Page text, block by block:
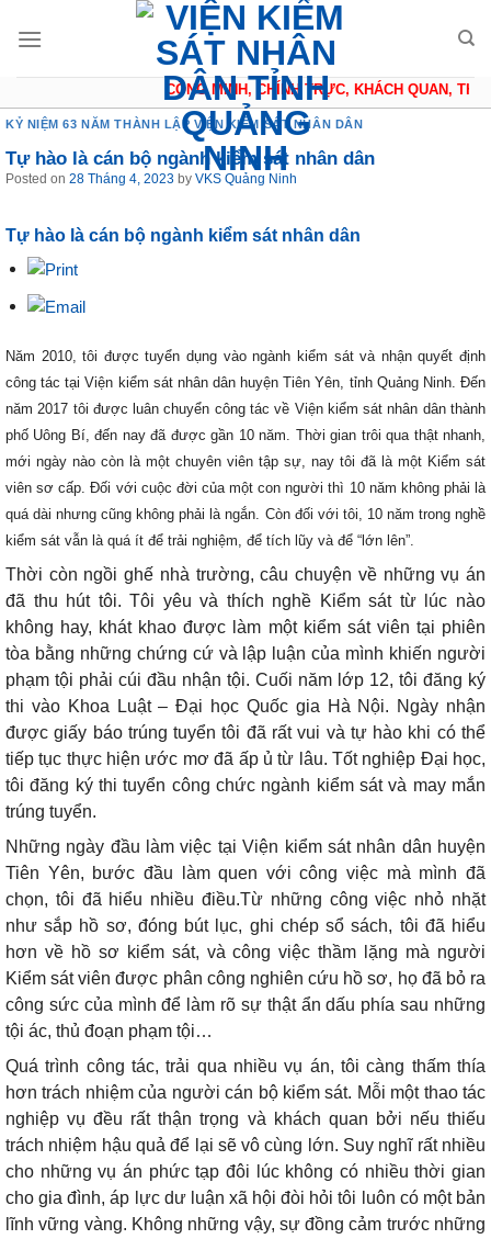
CÔNG MINH, CHÍNH TRỰC, KHÁCH QUAN, THẬN
KỶ NIỆM 63 NĂM THÀNH LẬP VIỆN KIỂM SÁT NHÂN DÂN
Tự hào là cán bộ ngành kiểm sát nhân dân
Posted on 28 Tháng 4, 2023 by VKS Quảng Ninh
Tự hào là cán bộ ngành kiểm sát nhân dân
Năm 2010, tôi được tuyển dụng vào ngành kiểm sát và nhận quyết định
công tác tại Viện kiểm sát nhân dân huyện Tiên Yên, tỉnh Quảng Ninh. Đến
năm 2017 tôi được luân chuyển công tác về Viện kiểm sát nhân dân thành
phố Uông Bí, đến nay đã được gần 10 năm. Thời gian trôi qua thật nhanh,
mới ngày nào còn là một chuyên viên tập sự, nay tôi đã là một Kiểm sát
viên sơ cấp. Đối với cuộc đời của một con người thì 10 năm không phải là
quá dài nhưng cũng không phải là ngắn. Còn đối với tôi, 10 năm trong nghề
kiểm sát vẫn là quá ít để trải nghiệm, để tích lũy và để “lớn lên”.
Thời còn ngồi ghế nhà trường, câu chuyện về những vụ án
đã thu hút tôi. Tôi yêu và thích nghề Kiểm sát từ lúc nào
không hay, khát khao được làm một kiểm sát viên tại phiên
tòa bằng những chứng cứ và lập luận của mình khiến người
phạm tội phải cúi đầu nhận tội. Cuối năm lớp 12, tôi đăng ký
thi vào Khoa Luật – Đại học Quốc gia Hà Nội. Ngày nhận
được giấy báo trúng tuyển tôi đã rất vui và tự hào khi có thể
tiếp tục thực hiện ước mơ đã ấp ủ từ lâu. Tốt nghiệp Đại học,
tôi đăng ký thi tuyển công chức ngành kiểm sát và may mắn
trúng tuyển.
Những ngày đầu làm việc tại Viện kiểm sát nhân dân huyện
Tiên Yên, bước đầu làm quen với công việc mà mình đã
chọn, tôi đã hiểu nhiều điều.Từ những công việc nhỏ nhặt
như sắp hồ sơ, đóng bút lục, ghi chép sổ sách, tôi đã hiểu
hơn về hồ sơ kiểm sát, và công việc thầm lặng mà người
Kiểm sát viên được phân công nghiên cứu hồ sơ, họ đã bỏ ra
công sức của mình để làm rõ sự thật ẩn dấu phía sau những
tội ác, thủ đoạn phạm tội…
Quá trình công tác, trải qua nhiều vụ án, tôi càng thấm thía
hơn trách nhiệm của người cán bộ kiểm sát. Mỗi một thao tác
nghiệp vụ đều rất thận trọng và khách quan bởi nếu thiếu
trách nhiệm hậu quả để lại sẽ vô cùng lớn. Suy nghĩ rất nhiều
cho những vụ án phức tạp đôi lúc không có nhiều thời gian
cho gia đình, áp lực dư luận xã hội đòi hỏi tôi luôn có một bản
lĩnh vững vàng. Không những vậy, sự đồng cảm trước những